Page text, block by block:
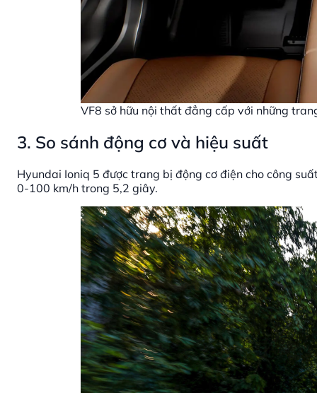
VF8 sở hữu nội thất đẳng cấp với những
3. So sánh động cơ và hiệu suất
Hyundai Ioniq 5 được trang bị động cơ điện cho công
0-100 km/h trong 5,2 giây.